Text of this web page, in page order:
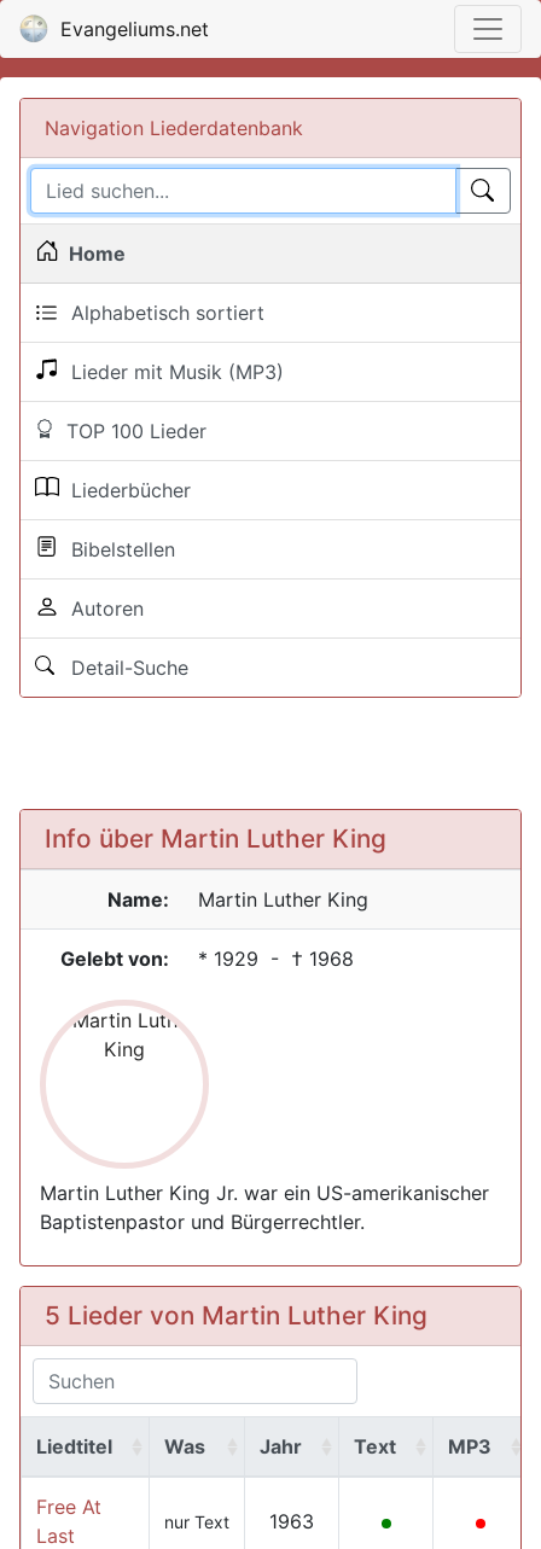
Evangeliums.net
Navigation Liederdatenbank
Home
Alphabetisch sortiert
Lieder mit Musik (MP3)
TOP 100 Lieder
Liederbücher
Bibelstellen
Autoren
Detail-Suche
Info über Martin Luther King
Name: Martin Luther King
Gelebt von: * 1929 - † 1968
Martin Luther King Jr. war ein US-amerikanischer
Baptistenpastor und Bürgerrechtler.
5 Lieder von Martin Luther King
Liedtitel Was Jahr Text MP3
Free At
Last
nur Text 1963